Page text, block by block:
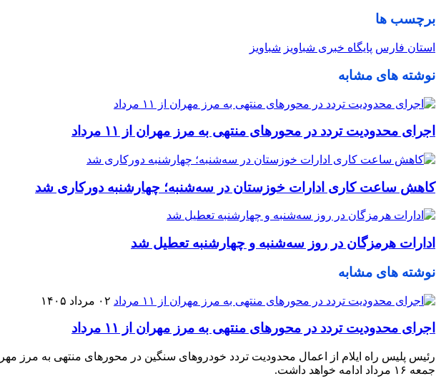
برچسب ها
استان فارس پایگاه خبری شباویز شباویز
نوشته های مشابه
اجرای محدودیت تردد در محورهای منتهی به مرز مهران از ۱۱ مرداد
کاهش ساعت کاری ادارات خوزستان در سه‌شنبه؛ چهارشنبه دورکاری شد
ادارات هرمزگان در روز سه‌شنبه و چهارشنبه تعطیل شد
نوشته های مشابه
۰۲ مرداد ۱۴۰۵
اجرای محدودیت تردد در محورهای منتهی به مرز مهران از ۱۱ مرداد
جمعه ۱۶ مرداد ادامه خواهد داشت.